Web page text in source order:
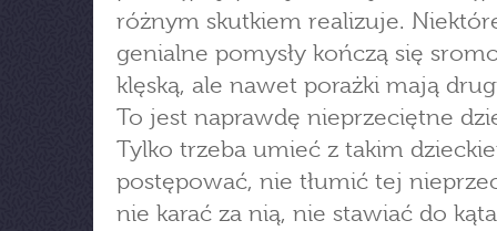
różnym skutkiem realizuje.
genialne pomysły kończą się
klęską, ale nawet porażki mają
To jest naprawdę nieprzeciętne
Tylko trzeba umieć z takim
postępować, nie tłumić tej
nie karać za nią, nie stawiać do